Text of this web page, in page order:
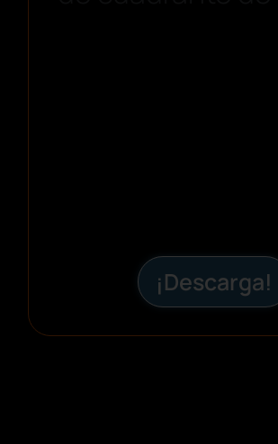
¡Descarga!